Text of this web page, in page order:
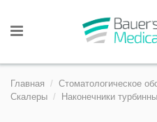
Главная Стоматологическое
Скалеры
Наконечники